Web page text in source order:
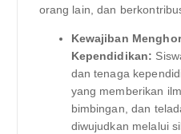
orang lain, dan
Kewajiban
Kependidikan:
dan tenaga
yang memberikan
bimbingan, dan
diwujudkan melalui